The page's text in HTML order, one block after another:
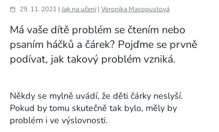
29. 11. 2021 | Jak na učení| Veronika Masopustová
Má vaše dítě problém se čtením nebo
psaním háčků a čárek? Pojďme se prvně
podívat, jak takový problém vzniká.
Někdy se mylně uvádí, že děti čárky neslyší.
Pokud by tomu skutečně tak bylo, měly by
problém i ve výslovnosti.